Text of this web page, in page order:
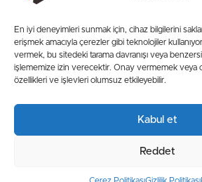
En iyi deneyimleri sunmak için, cihaz bilgilerini
erişmek amacıyla çerezler gibi teknolojiler
vermek, bu sitedeki tarama davranışı veya
işlememize izin verecektir. Onay vermemek veya
özellikleri ve işlevleri olumsuz etkileyebilir.
Kabul et
Reddet
TV Yayın Akışları
Yazarlar Site
AMP